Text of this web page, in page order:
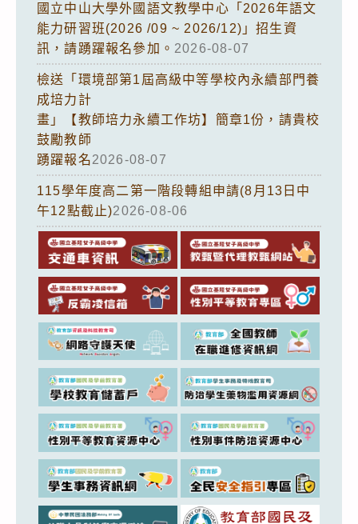
國立中山大學外國語文教學中心「2026年語文
能力研習班(2026 /09 ~ 2026/12)」招生資
訊，請踴躍報名參加。 2026-08-07
檢送「環境部第1屆高級中等學校內永續部門養
成培力計
畫」【教師培力永續工作坊】簡章1份，請貴校
鼓勵教師
踴躍報名2026-08-07
115學年度高二第一階段轉組申請(8月13日中
午12點截止)2026-08-06